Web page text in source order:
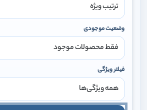
وضعیت موجودی
فیلتر ویژگی